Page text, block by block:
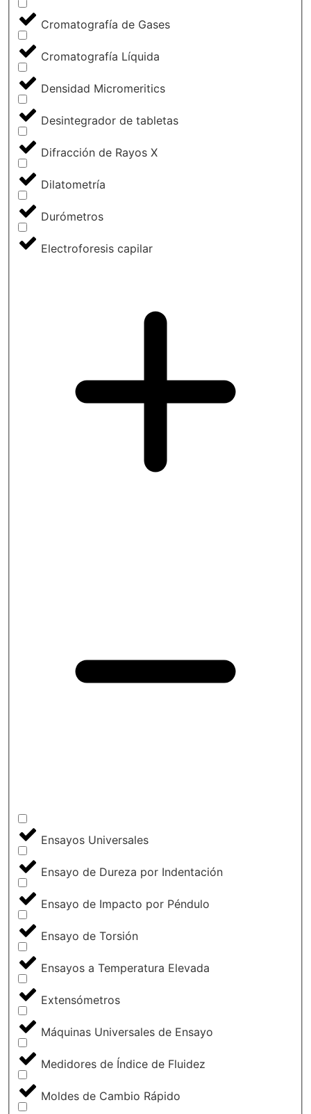
Cromatografía de Gases
Cromatografía Líquida
Densidad Micromeritics
Desintegrador de tabletas
Difracción de Rayos X
Dilatometría
Durómetros
Electroforesis capilar
Ensayos Universales
Ensayo de Dureza por Indentación
Ensayo de Impacto por Péndulo
Ensayo de Torsión
Ensayos a Temperatura Elevada
Extensómetros
Máquinas Universales de Ensayo
Medidores de Índice de Fluidez
Moldes de Cambio Rápido